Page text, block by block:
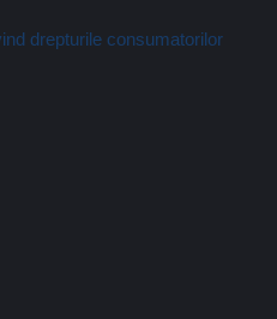
drepturile consumatorilor